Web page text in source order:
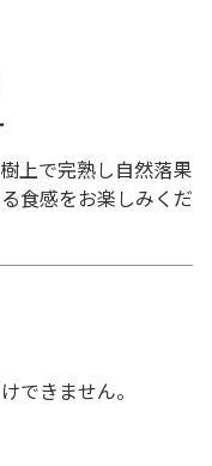
上で完熟し自然落果
食感をお楽しみくだ
できません。